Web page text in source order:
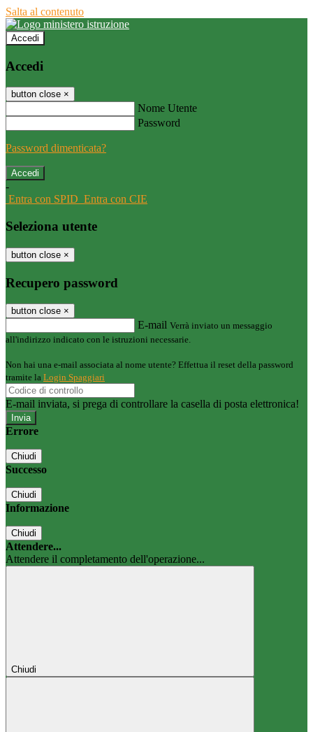
Salta al contenuto
Accedi
Accedi
button close ×
Nome Utente
Password
Password dimenticata?
-
Entra con SPID Entra con CIE
Seleziona utente
button close ×
Recupero password
button close ×
E-mail Verrà inviato un messaggio
all'indirizzo indicato con le istruzioni necessarie.
Non hai una e-mail associata al nome utente? Effettua il reset della password
tramite la Login Spaggiari
E-mail inviata, si prega di controllare la casella di posta elettronica!
Errore
Chiudi
Successo
Chiudi
Informazione
Chiudi
Attendere...
Attendere il completamento dell'operazione...
Chiudi